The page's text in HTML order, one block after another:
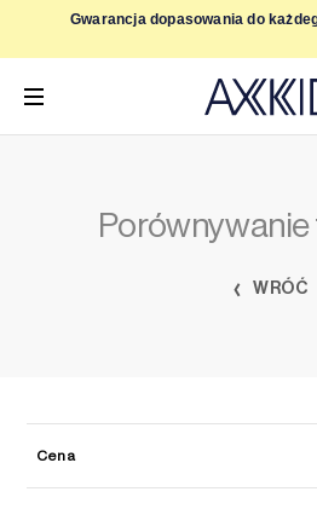
treści
Gwarancja dopasowania do
WRÓĆ
Cena